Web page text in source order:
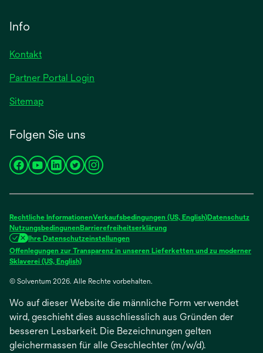
Info
Kontakt
Partner Portal Login
Sitemap
Folgen Sie uns
wird
neuen
Registerkarte
geöffnet
wird
neuen
Registerkarte
geöffnet
wird
neuen
Registerkarte
geöffnet
wird
neuen
Registerkarte
geöffnet
wird
neuen
Registerkarte
geöffnet
Rechtliche InformationenVerkaufsbedingungen (US, English)Datenschutz
NutzungsbedingunenBarrierefreiheitserklärung
Ihre Datenschutzeinstellungen
Offenlegungen zur Transparenz in unseren Lieferketten und zu moderner
Sklaverei (US, English)wird
einer
Registerkarte
geöffnet
© Solventum 2026. Alle Rechte vorbehalten.
Wo auf dieser Website die männliche Form verwendet
wird, geschieht dies ausschliesslich aus Gründen der
besseren Lesbarkeit. Die Bezeichnungen gelten
gleichermassen für alle Geschlechter (m/w/d).